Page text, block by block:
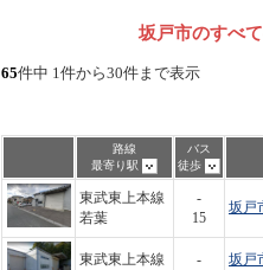
坂戸市のすべ
65件中 1件から30件まで表示
路線
最寄り駅
バス
徒歩
東武東上本線
若葉
-
15
坂戸
東武東上本線
-
坂戸